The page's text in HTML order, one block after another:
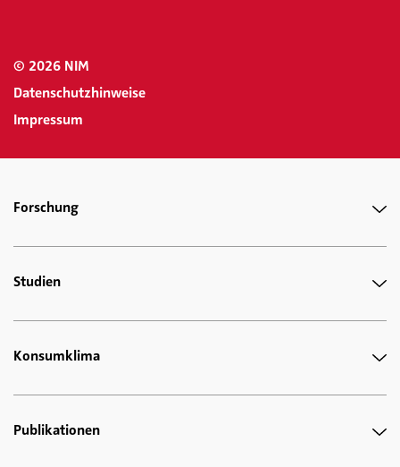
© 2026 NIM
Datenschutzhinweise
Impressum
Forschung
Studien
Konsumklima
Publikationen